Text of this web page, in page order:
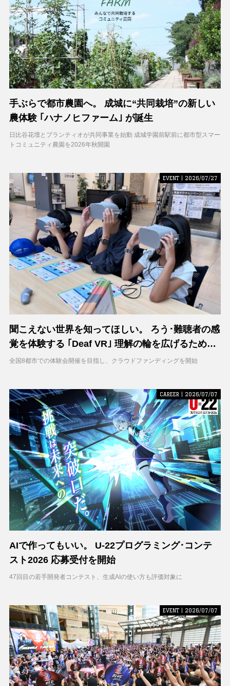
手ぶらで都市農園へ。 成城に“共同栽培”の新しい
農体験 ｢ハナノヒファーム｣ が誕生
日比谷花壇とプランティオが共同事業を始動 成城学園前駅前に都市型スマー
トコミュニティ農園を2026年秋開園
EVENT | 2026/07/27
聞こえない世界を知ってほしい。 ろう･難聴者の感
覚を体験する ｢Deaf VR｣ 理解の輪を広げるため支
援募集を開始
全国8都市での体験会開催を目指し、クラウドファンディングを開始
CAREER | 2026/07/07
AIで作ってもいい。 U-22プログラミング･コンテ
スト2026 応募受付を開始
47回目の若手開発者コンテスト、生成AIの使い方も評価対象に
EVENT | 2026/07/07